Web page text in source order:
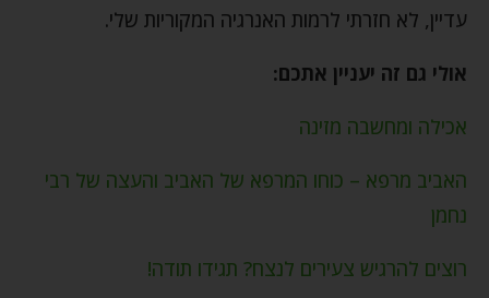
עדיין, לא חזרתי לרמות האנרגיה המקוריות שלי.
אולי גם זה יעניין אתכם:
אכילה ומחשבה מזינה
האביב מרפא – כוחו המרפא של האביב והעצה של רבי
נחמן
רוצים להרגיש צעירים לנצח? תגידו תודה!